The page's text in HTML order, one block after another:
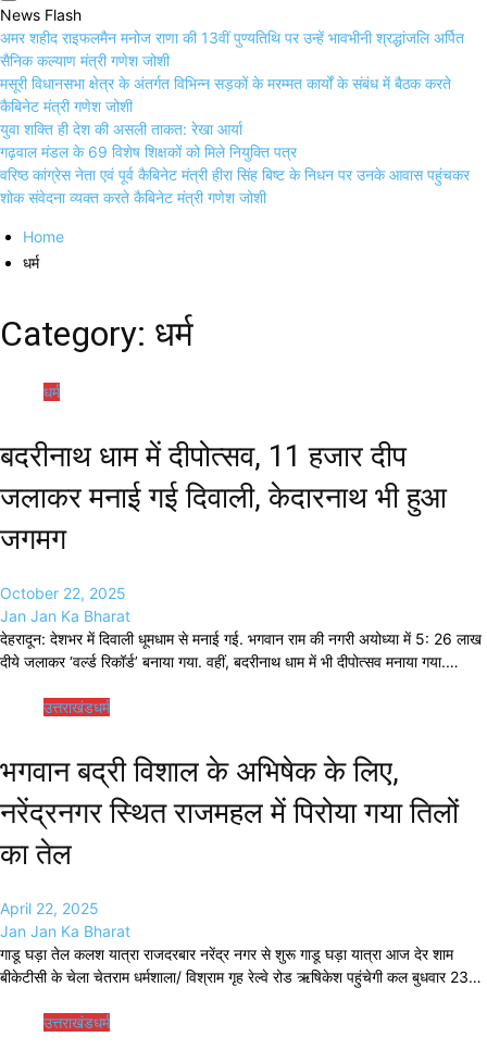
News Flash
अमर शहीद राइफलमैन मनोज राणा की 13वीं पुण्यतिथि पर उन्हें भावभीनी श्रद्धांजलि अर्पित
सैनिक कल्याण मंत्री गणेश जोशी
मसूरी विधानसभा क्षेत्र के अंतर्गत विभिन्न सड़कों के मरम्मत कार्यों के संबंध में बैठक करते
कैबिनेट मंत्री गणेश जोशी
युवा शक्ति ही देश की असली ताकत: रेखा आर्या
गढ़वाल मंडल के 69 विशेष शिक्षकों को मिले नियुक्ति पत्र
वरिष्ठ कांग्रेस नेता एवं पूर्व कैबिनेट मंत्री हीरा सिंह बिष्ट के निधन पर उनके आवास पहुंचकर
शोक संवेदना व्यक्त करते कैबिनेट मंत्री गणेश जोशी
Home
धर्म
Category: धर्म
धर्म
बदरीनाथ धाम में दीपोत्सव, 11 हजार दीप
जलाकर मनाई गई दिवाली, केदारनाथ भी हुआ
जगमग
October 22, 2025
Jan Jan Ka Bharat
देहरादून: देशभर में दिवाली धूमधाम से मनाई गई. भगवान राम की नगरी अयोध्या में 5: 26 लाख
दीये जलाकर ‘वर्ल्ड रिकॉर्ड’ बनाया गया. वहीं, बदरीनाथ धाम में भी दीपोत्सव मनाया गया.…
उत्तराखंडधर्म
भगवान बद्री विशाल के अभिषेक के लिए,
नरेंद्रनगर स्थित राजमहल में पिरोया गया तिलों
का तेल
April 22, 2025
Jan Jan Ka Bharat
गाडू घड़ा तेल कलश यात्रा राजदरबार नरेंद्र नगर से शुरू गाडू घड़ा यात्रा आज देर शाम
बीकेटीसी के चेला चेतराम धर्मशाला/ विश्राम गृह रेल्वे रोड ऋषिकेश पहुंचेगी कल बुधवार 23…
उत्तराखंडधर्म